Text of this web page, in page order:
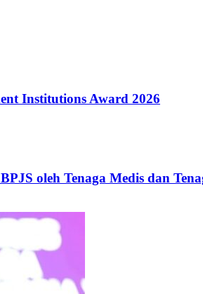
Institutions Award 2026
oleh Tenaga Medis dan